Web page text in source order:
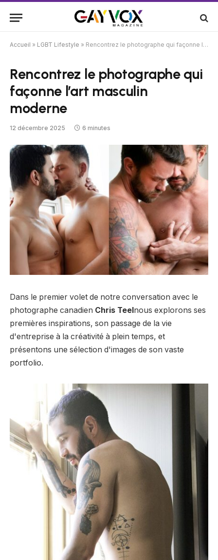
Accueil » LGBT Lifestyle » Rencontrez le photographe qui façonne l’art masculin moderne
Rencontrez le photographe qui
façonne l’art masculin
moderne
12 décembre 2025 6 minutes
Dans le premier volet de notre conversation avec le
photographe canadien Chris Teelnous explorons ses
premières inspirations, son passage de la vie
d'entreprise à la créativité à plein temps, et
présentons une sélection d'images de son vaste
portfolio.